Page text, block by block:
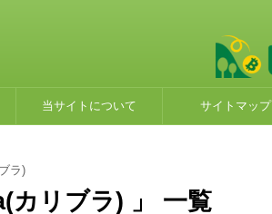
当サイトについて サイトマップ
ラ)
カリブラ) 」 一覧